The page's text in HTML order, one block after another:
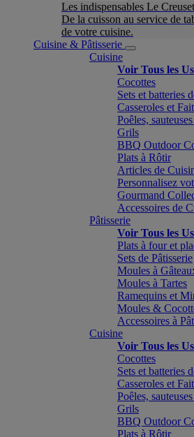
Les indispensables Le Creuset
De la cuisson au service de
de votre cuisine.
Cuisine & Pâtisserie
Cuisine
Voir Tous les
Cocottes
Sets et batteries
Casseroles et
Poêles,
Grils
BBQ Outdoor
Plats à Rôtir
Articles de
Personnalisez
Gourmand
Accessoires de
Pâtisserie
Voir Tous les
Plats à four et
Sets de Pâtisserie
Moules à
Moules à Tartes
Ramequins et
Moules &
Accessoires à
Cuisine
Voir Tous les
Cocottes
Sets et batteries
Casseroles et
Poêles,
Grils
BBQ Outdoor
Plats à Rôtir